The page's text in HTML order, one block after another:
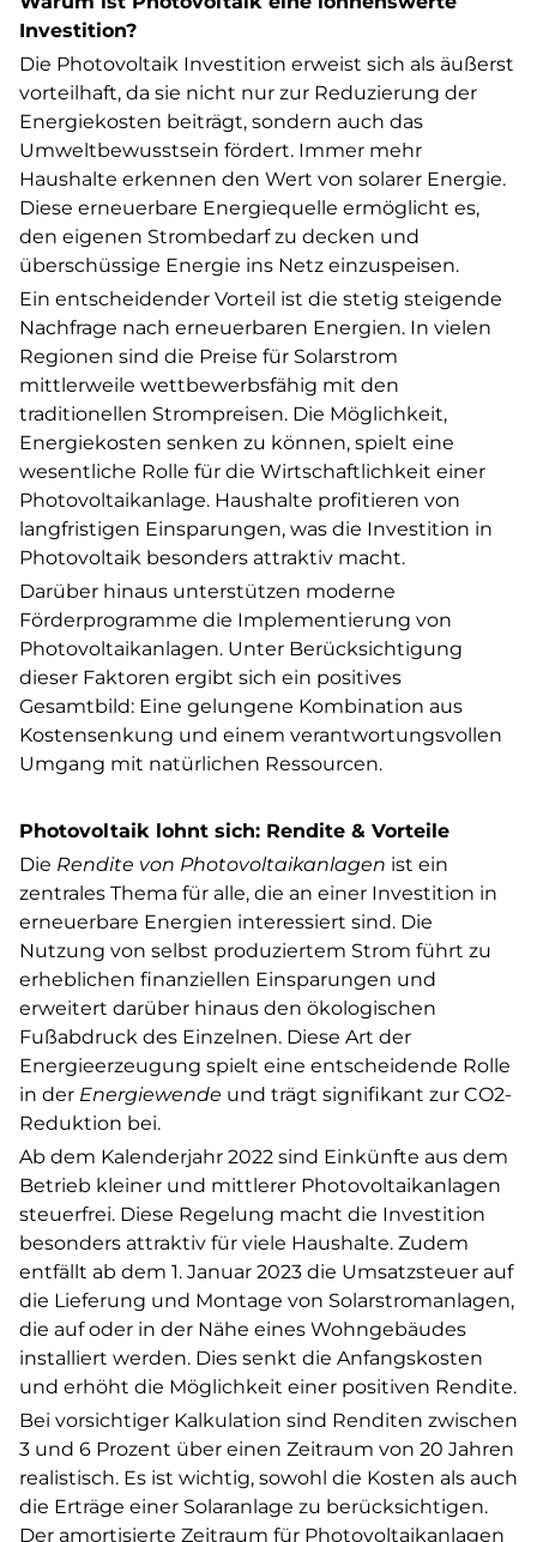
Investition?
Die Photovoltaik Investition erweist sich als äußerst
vorteilhaft, da sie nicht nur zur Reduzierung der
Energiekosten beiträgt, sondern auch das
Umweltbewusstsein fördert. Immer mehr
Haushalte erkennen den Wert von solarer Energie.
Diese erneuerbare Energiequelle ermöglicht es,
den eigenen Strombedarf zu decken und
überschüssige Energie ins Netz einzuspeisen.
Ein entscheidender Vorteil ist die stetig steigende
Nachfrage nach erneuerbaren Energien. In vielen
Regionen sind die Preise für Solarstrom
mittlerweile wettbewerbsfähig mit den
traditionellen Strompreisen. Die Möglichkeit,
Energiekosten senken zu können, spielt eine
wesentliche Rolle für die Wirtschaftlichkeit einer
Photovoltaikanlage. Haushalte profitieren von
langfristigen Einsparungen, was die Investition in
Photovoltaik besonders attraktiv macht.
Darüber hinaus unterstützen moderne
Förderprogramme die Implementierung von
Photovoltaikanlagen. Unter Berücksichtigung
dieser Faktoren ergibt sich ein positives
Gesamtbild: Eine gelungene Kombination aus
Kostensenkung und einem verantwortungsvollen
Umgang mit natürlichen Ressourcen.
Photovoltaik lohnt sich: Rendite & Vorteile
Die Rendite von Photovoltaikanlagen ist ein
zentrales Thema für alle, die an einer Investition in
erneuerbare Energien interessiert sind. Die
Nutzung von selbst produziertem Strom führt zu
erheblichen finanziellen Einsparungen und
erweitert darüber hinaus den ökologischen
Fußabdruck des Einzelnen. Diese Art der
Energieerzeugung spielt eine entscheidende Rolle
in der Energiewende und trägt signifikant zur CO2-
Reduktion bei.
Ab dem Kalenderjahr 2022 sind Einkünfte aus dem
Betrieb kleiner und mittlerer Photovoltaikanlagen
steuerfrei. Diese Regelung macht die Investition
besonders attraktiv für viele Haushalte. Zudem
entfällt ab dem 1. Januar 2023 die Umsatzsteuer auf
die Lieferung und Montage von Solarstromanlagen,
die auf oder in der Nähe eines Wohngebäudes
installiert werden. Dies senkt die Anfangskosten
und erhöht die Möglichkeit einer positiven Rendite.
Bei vorsichtiger Kalkulation sind Renditen zwischen
3 und 6 Prozent über einen Zeitraum von 20 Jahren
realistisch. Es ist wichtig, sowohl die Kosten als auch
die Erträge einer Solaranlage zu berücksichtigen.
Der amortisierte Zeitraum für Photovoltaikanlagen